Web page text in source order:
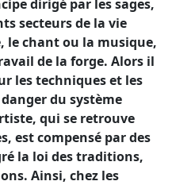
dirigé par les sages,
secteurs de la vie
le chant ou la musique,
de la forge. Alors il
les techniques et les
du système
qui se retrouve
est compensé par des
la loi des traditions,
Ainsi, chez les